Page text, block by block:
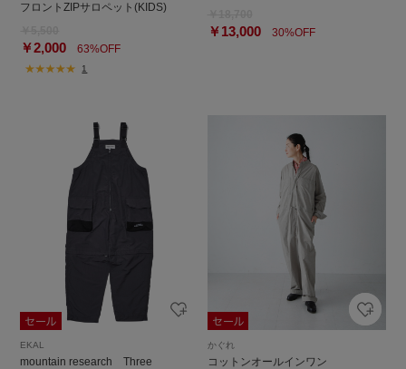
フロントZIPサロペット(KIDS)
￥2,000 63%OFF
1
￥13,00030%OFF
EKAL
mountain research Three
かぐれ
コットンオールインワン